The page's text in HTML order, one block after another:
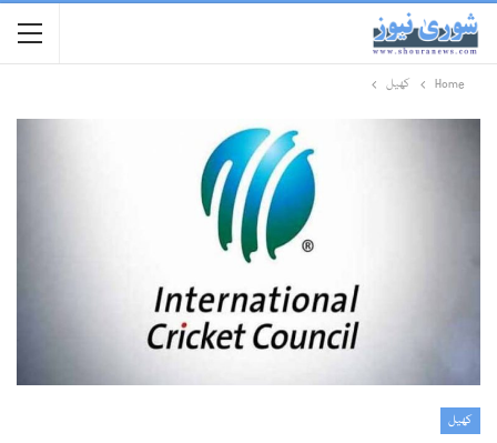
Home کھیل
کھیل